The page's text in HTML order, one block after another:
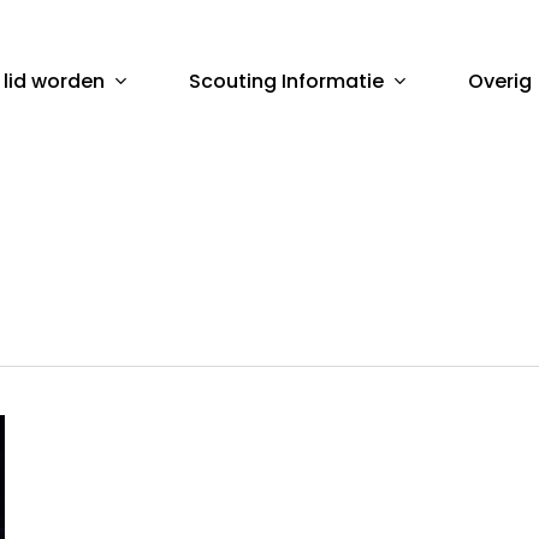
worden Scouting Informatie Overig